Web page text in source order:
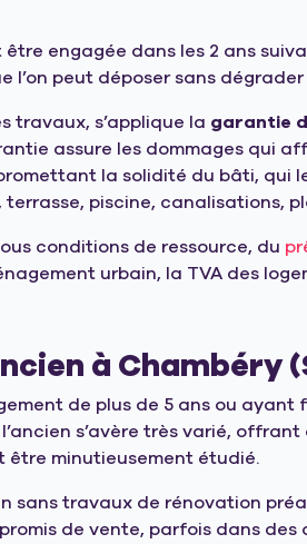
être engagée dans les 2 ans
l’on peut déposer sans
travaux, s’applique la garantie
assure les dommages qui
la solidité du bâti,
terrasse, piscine, canalisations,
conditions de ressource, du
urbain, la TVA des
à Chambéry
de plus de 5 ans ou
s’avère très varié,
être minutieusement étudié.
sans travaux de rénovation
de vente, parfois dans